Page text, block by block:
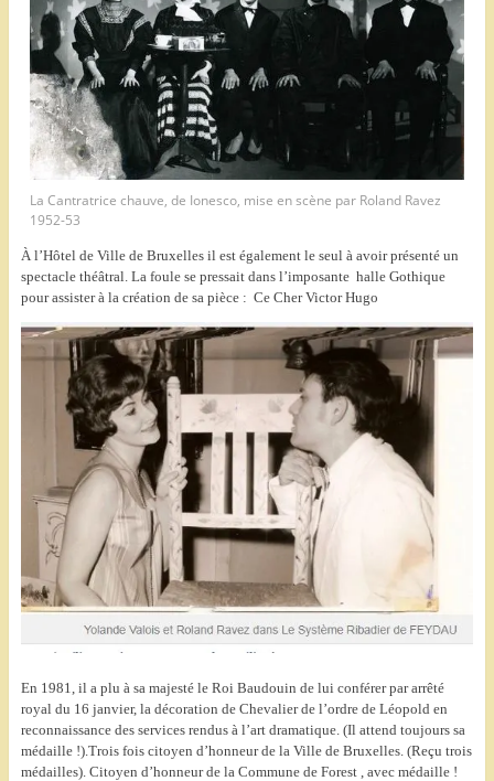
La Cantratrice chauve, de Ionesco, mise en scène par Roland Ravez
1952-53
À l’Hôtel de Ville de Bruxelles il est également le seul à avoir présenté un
spectacle théâtral. La foule se pressait dans l’imposante halle Gothique
pour assister à la création de sa pièce : Ce Cher Victor Hugo
En 1981, il a plu à sa majesté le Roi Baudouin de lui conférer par arrêté
royal du 16 janvier, la décoration de Chevalier de l’ordre de Léopold en
reconnaissance des services rendus à l’art dramatique. (Il attend toujours sa
médaille !). Trois fois citoyen d’honneur de la Ville de Bruxelles. (Reçu trois
médailles). Citoyen d’honneur de la Commune de Forest , avec médaille !